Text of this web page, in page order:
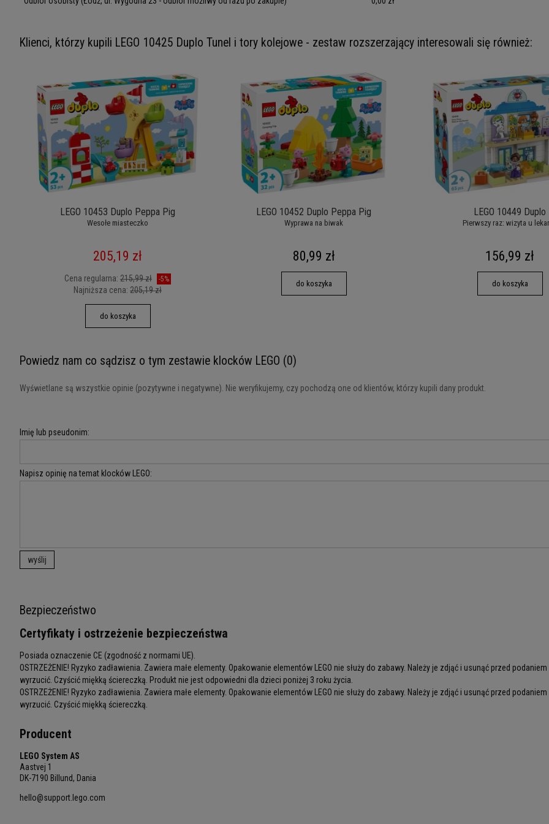
Klienci, którzy kupili LEGO 10425 Duplo Tunel i tory kolejowe - zestaw rozszerzający interesowali się również:
LEGO 10453 Duplo Peppa Pig
Wesołe miasteczko
205,19 zł
Cena regularna: 215,99 zł -5%
Najniższa cena: 205,19 zł
do koszyka
LEGO 10452 Duplo Peppa Pig
Wyprawa na biwak
80,99 zł
do koszyka
LEGO 10449 Duplo
Pierwszy raz: wizyta u
156,99 zł
do koszyka
Powiedz nam co sądzisz o tym zestawie klocków LEGO (0)
Wyświetlane są wszystkie opinie (pozytywne i negatywne). Nie weryfikujemy, czy pochodzą one od klientów, którzy kupili dany produkt.
Imię lub pseudonim:
Napisz opinię na temat klocków LEGO:
wyślij
Bezpieczeństwo
Certyfikaty i ostrzeżenie bezpieczeństwa
Posiada oznaczenie CE (zgodność z normami UE).
OSTRZEŻENIE! Ryzyko zadławienia. Zawiera małe elementy. Opakowanie elementów LEGO nie służy do zabawy. Należy je zdjąć i usunąć przed
wyrzucić. Czyścić miękką ściereczką. Produkt nie jest odpowiedni dla dzieci poniżej 3 roku życia.
OSTRZEŻENIE! Ryzyko zadławienia. Zawiera małe elementy. Opakowanie elementów LEGO nie służy do zabawy. Należy je zdjąć i usunąć przed
wyrzucić. Czyścić miękką ściereczką.
Producent
LEGO System AS
Aastvej 1
DK-7190 Billund, Dania
hello@support.lego.com